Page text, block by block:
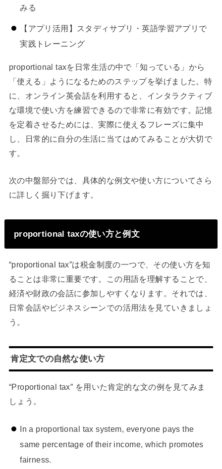
みる
【アプリ活用】スタディサプリ・英語学習アプリで
実践トレーニング
proportional taxを日常生活の中で「知っている」から
「使える」ようになるためのステップを挙げました。特
に、オンライン英会話を利用すると、インタラクティブ
な環境で使い方を練習できるので非常に有効です。記憶
を定着させるためには、実際に使えるフレーズに集中
し、日常的に自分の生活に当てはめてみることが大切で
す。
次の中盤部分では、具体的な例文や使い方についてさら
に詳しく掘り下げます。
proportional taxの使い方と例文
“proportional tax”は税金制度の一つで、その使い方を知
ることは非常に重要です。この用語を理解することで、
経済や財政の会話に参加しやすくなります。それでは、
日常会話やビジネスシーンでの活用法を見ていきましょ
う。
肯定文での自然な使い方
“Proportional tax” を用いた肯定的な文の例を見てみま
しょう。
In a proportional tax system, everyone pays the
same percentage of their income, which promotes
fairness.